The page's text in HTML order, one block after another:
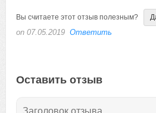
Вы считаете этот отзыв полезным?
on 07.05.2019 Ответить
Оставить отзыв